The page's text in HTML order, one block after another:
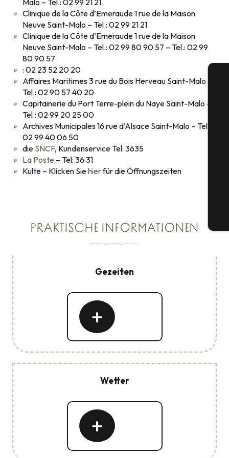
Malo – Tel.: 02 99 21 21
Clinique de la Côte d’Emeraude 1 rue de la Maison
Neuve Saint-Malo – Tel.: 02 99 21 21
Clinique de la Côte d’Emeraude 1 rue de la Maison
Neuve Saint-Malo – Tel.: 02 99 80 90 57 – Tel.: 02 99
80 90 57
: 02 23 52 20 20
Affaires Maritimes 3 rue du Bois Herveau Saint-Malo –
Tel.: 02 90 57 40 20
Capitainerie du Port Terre-plein du Naye Saint-Malo –
Tel.: 02 99 20 25 00
Archives Municipales 16 rue d’Alsace Saint-Malo – Tel.:
02 99 40 06 50
die SNCF, Kundenservice Tel: 3635
La Poste – Tel: 36 31
Kulte – Klicken Siehierfür die Öffnungszeiten
PRAKTISCHE INFORMATIONEN
Gezeiten
erfahren
Wetter
erfahren